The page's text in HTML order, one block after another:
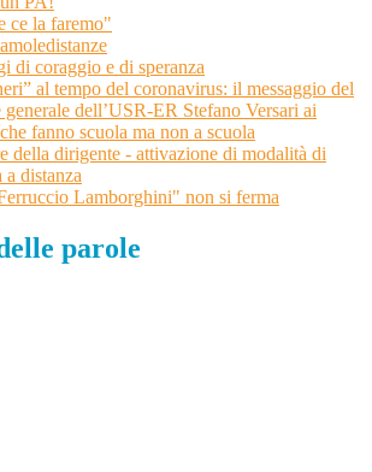
ce la faremo"
di coraggio e di speranza
al tempo del coronavirus: il messaggio del
generale dell’USR-ER Stefano Versari ai
fanno scuola ma non a scuola
della dirigente - attivazione di modalità di
a distanza
Lamborghini" non si ferma
parole